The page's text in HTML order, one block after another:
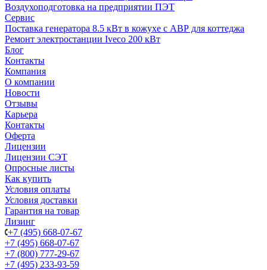
Воздухоподготовка на предприятии ПЭТ
Сервис
Поставка генератора 8.5 кВт в кожухе с АВР для коттеджа
Ремонт электростанции Iveco 200 кВт
Блог
Контакты
Компания
О компании
Новости
Отзывы
Карьера
Контакты
Оферта
Лицензии
Лицензии СЭТ
Опросные листы
Как купить
Условия оплаты
Условия доставки
Гарантия на товар
Лизинг
+7 (495) 668-07-67
+7 (495) 668-07-67
+7 (800) 777-29-67
+7 (495) 233-93-59